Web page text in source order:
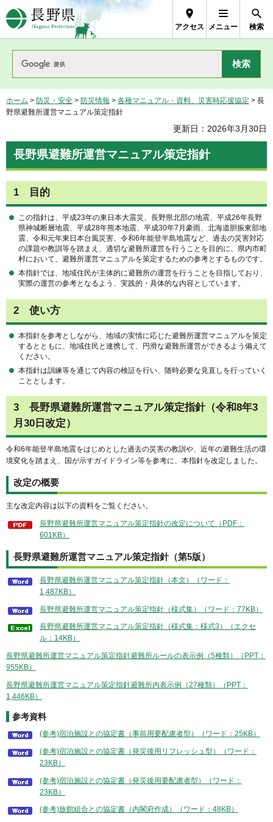
長野県Nagano Prefecture
アクセス メニュー 検索
ホーム > 防災・安全 > 防災情報 > 各種マニュアル・資料、災害時応援協定 > 長
野県避難所運営マニュアル策定指針
更新日：2026年3月30日
長野県避難所運営マニュアル策定指針
1 目 的
この指針は、平成23年の東日本大震災、長野県北部の地震、平成26年長野
県神城断層地震、平成28年熊本地震、平成30年7月豪雨、北海道胆振東部地
震、令和元年東日本台風災害、令和6年能登半島地震など、過去の災害対応
の課題や教訓等を踏まえ、適切な避難所運営を行うことを目的に、県内市町
村において、避難所運営マニュアルを策定するための参考とするものです。
本指針では、地域住民が主体的に避難所の運営を行うことを目指しており、
実際の運営の参考となるよう、実践的・具体的な内容としています。
2 使い方
本指針を参考としながら、地域の実情に応じた避難所運営マニュアルを策定
するとともに、地域住民と連携して、円滑な避難所運営ができるよう備えて
ください。
本指針は訓練等を通じて内容の検証を行い、随時必要な見直しを行っていく
こととします。
3 長野県避難所運営マニュアル策定指針（令和8年3
月30日改定）
令和6年能登半島地震をはじめとした過去の災害の教訓や、近年の避難生活の環
境変化を踏まえ、国が示すガイドライン等を参考に、本指針を改定しました。
改定の概要
主な改定内容は以下の資料をご覧ください。
長野県避難所運営マニュアル策定指針の改定について（PDF：
601KB）
長野県避難所運営マニュアル策定指針（第5版）
長野県避難所運営マニュアル策定指針（本文）（ワード：
1,487KB）
長野県避難所運営マニュアル策定指針（様式集）（ワード：77KB）
長野県避難所運営マニュアル策定指針（様式集：様式3）（エクセ
ル：14KB）
長野県避難所運営マニュアル策定指針避難所ルールの表示例（5種類）（PPT：
955KB）
長野県避難所運営マニュアル策定指針避難所内表示例（27種類）（PPT：
1,446KB）
参考資料
(参考)宿泊施設との協定書（事前用要配慮者型）（ワード：25KB）
(参考)宿泊施設との協定書（発災後用リフレッシュ型）（ワード：
23KB）
(参考)宿泊施設との協定書（発災後用要配慮者型）（ワード：
23KB）
(参考)旅館組合との協定書（内閣府作成）（ワード：48KB）